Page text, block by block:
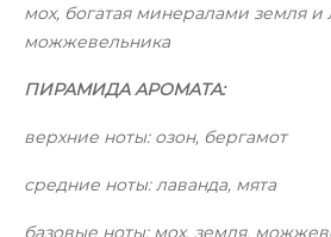
мох, богатая минералами земля и
можжевельника
ПИРАМИДА АРОМАТА:
верхние ноты: озон, бергамот
средние ноты: лаванда, мята
базовые ноты: мох, земля,